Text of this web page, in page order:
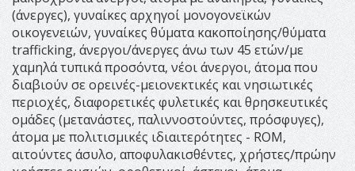
(άνεργες), γυναίκες αρχηγοί μονογονεϊκών
οικογενειών, γυναίκες θύματα κακοποίησης/θύματα
trafficking, άνεργοι/άνεργες άνω των 45 ετών/με
χαμηλά τυπικά προσόντα, νέοι άνεργοι, άτομα που
διαβιούν σε ορεινές-μειονεκτικές και νησιωτικές
περιοχές, διαφορετικές φυλετικές και θρησκευτικές
ομάδες (μετανάστες, παλιννοστούντες, πρόσφυγες),
άτομα με πολιτισμικές ιδιαιτερότητες - ROM,
αιτούντες άσυλο, αποφυλακισθέντες, χρήστες/πρώην